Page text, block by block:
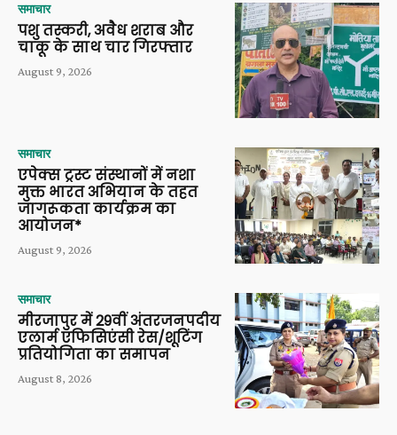
समाचार
पशु तस्करी, अवैध शराब और
चाकू के साथ चार गिरफ्तार
August 9, 2026
समाचार
एपेक्स ट्रस्ट संस्थानों में नशा
मुक्त भारत अभियान के तहत
जागरूकता कार्यक्रम का
आयोजन*
August 9, 2026
समाचार
मीरजापुर में 29वीं अंतरजनपदीय
एलार्म एफिसिएंसी रेस/शूटिंग
प्रतियोगिता का समापन
August 8, 2026